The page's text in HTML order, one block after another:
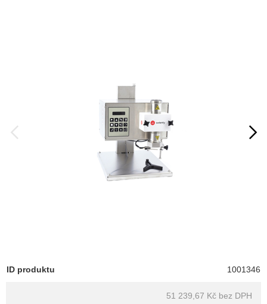
ID produktu 1001346
51 239,67 Kč bez DPH